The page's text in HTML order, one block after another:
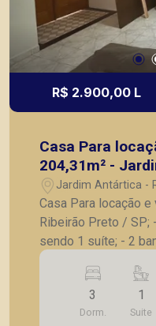
R$ 2.900,00 L
Casa Para
204,31m² -
Preto / SP;
Jardim Antártica -
Casa Para locação
Ribeirão Preto / SP; - 3 Quartos com armários
sendo 1 suíte; - 2
jantar grande; - 1
Planejada; - 1 Área
Espaço de estudos; A Piramid tem como objetivo
3
Dorm.
1
Suite